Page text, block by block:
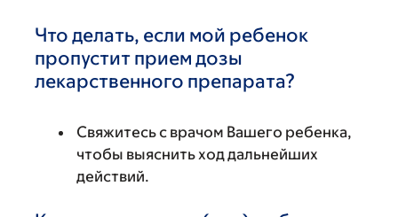
Что делать, если мой ребенок
пропустит прием дозы
лекарственного препарата?
Свяжитесь с врачом Вашего ребенка,
чтобы выяснить ход дальнейших
действий.